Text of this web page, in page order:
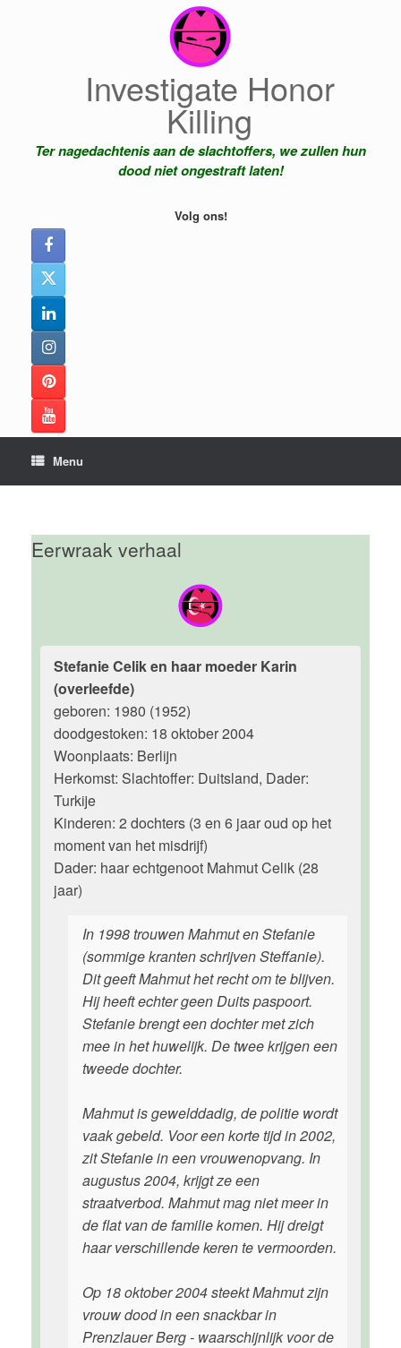
Investigate Honor
Killing
Ter nagedachtenis aan de slachtoffers, we zullen hun
dood niet ongestraft laten!
Volg ons!
Menu
Eerwraak verhaal
Stefanie Celik en haar moeder Karin
(overleefde)
geboren: 1980 (1952)
doodgestoken: 18 oktober 2004
Woonplaats: Berlijn
Herkomst: Slachtoffer: Duitsland, Dader:
Turkije
Kinderen: 2 dochters (3 en 6 jaar oud op het
moment van het misdrijf)
Dader: haar echtgenoot Mahmut Celik (28
jaar)
In 1998 trouwen Mahmut en Stefanie
(sommige kranten schrijven Steffanie).
Dit geeft Mahmut het recht om te blijven.
Hij heeft echter geen Duits paspoort.
Stefanie brengt een dochter met zich
mee in het huwelijk. De twee krijgen een
tweede dochter.
Mahmut is gewelddadig, de politie wordt
vaak gebeld. Voor een korte tijd in 2002,
zit Stefanie in een vrouwenopvang. In
augustus 2004, krijgt ze een
straatverbod. Mahmut mag niet meer in
de flat van de familie komen. Hij dreigt
haar verschillende keren te vermoorden.
Op 18 oktober 2004 steekt Mahmut zijn
vrouw dood in een snackbar in
Prenzlauer Berg - waarschijnlijk voor de